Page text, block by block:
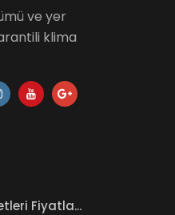
ve yer
klima
Fiyatla...